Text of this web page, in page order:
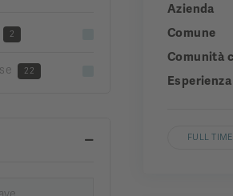
2
22
Azienda
Comune
Comunità
Esperienza
FULL TIME